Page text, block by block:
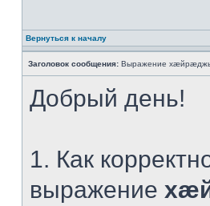
Вернуться к началу
Заголовок сообщения: Выражение
Добрый день!
1. Как
выражение